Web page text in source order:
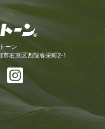
ーン
右京区西院春栄町2-1